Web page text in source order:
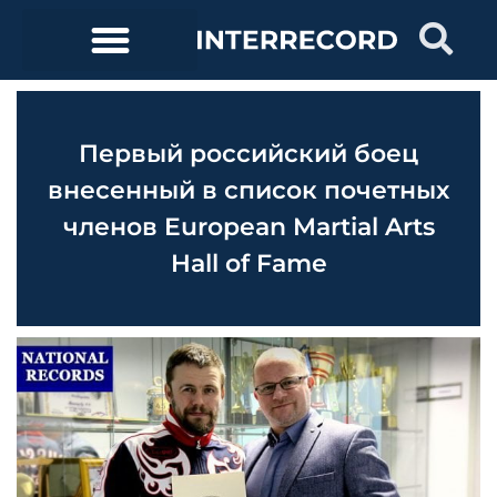
Первый российский боец
внесенный в список почетных
членов European Martial Arts
Hall of Fame